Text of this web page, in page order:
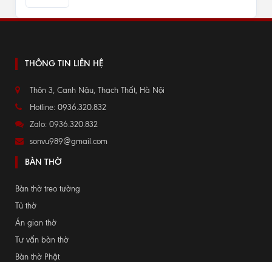
THÔNG TIN LIÊN HỆ
Thôn 3, Canh Nậu, Thạch Thất, Hà Nội
Hotline: 0936.320.832
Zalo: 0936.320.832
sonvu989@gmail.com
BÀN THỜ
Bàn thờ treo tường
Tủ thờ
Án gian thờ
Tư vấn bàn thờ
Bàn thờ Phật